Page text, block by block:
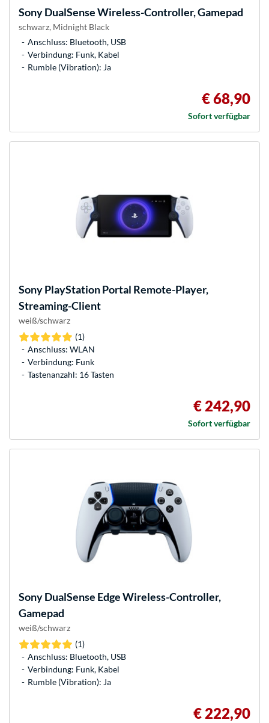
SonyDualSense Wireless-Controller, Gamepad
schwarz, Midnight Black
Anschluss: Bluetooth, USB
Verbindung: Funk, Kabel
Rumble (Vibration): Ja
€ 68,90
Sofort verfügbar
SonyPlayStation Portal Remote-Player,
Streaming-Client
weiß/schwarz
(1)
Anschluss: WLAN
Verbindung: Funk
Tastenanzahl: 16 Tasten
€ 242,90
Sofort verfügbar
SonyDualSense Edge Wireless-Controller,
Gamepad
weiß/schwarz
(1)
Anschluss: Bluetooth, USB
Verbindung: Funk, Kabel
Rumble (Vibration): Ja
€ 222,90